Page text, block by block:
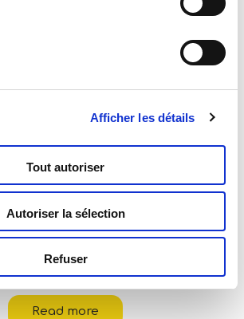
Afficher les détails
Tout autoriser
Autoriser la sélection
Refuser
Read more